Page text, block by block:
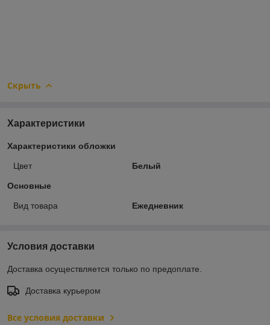
Скрыть
Характеристики
Характеристики обложки
Цвет Белый
Основные
Вид товара Ежедневник
Условия доставки
Доставка осуществляется только по предоплате.
Доставка курьером
Все условия доставки